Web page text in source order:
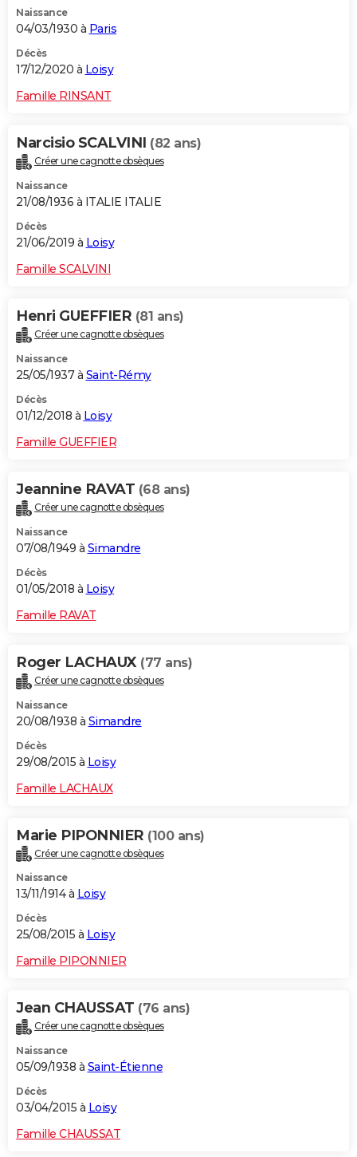
Naissance
04/03/1930 à Paris
Décès
17/12/2020 à Loisy
Famille RINSANT
Narcisio SCALVINI (82 ans)
Créer une cagnotte obsèques
Naissance
21/08/1936 à ITALIE ITALIE
Décès
21/06/2019 à Loisy
Famille SCALVINI
Henri GUEFFIER (81 ans)
Créer une cagnotte obsèques
Naissance
25/05/1937 à Saint-Rémy
Décès
01/12/2018 à Loisy
Famille GUEFFIER
Jeannine RAVAT (68 ans)
Créer une cagnotte obsèques
Naissance
07/08/1949 à Simandre
Décès
01/05/2018 à Loisy
Famille RAVAT
Roger LACHAUX (77 ans)
Créer une cagnotte obsèques
Naissance
20/08/1938 à Simandre
Décès
29/08/2015 à Loisy
Famille LACHAUX
Marie PIPONNIER (100 ans)
Créer une cagnotte obsèques
Naissance
13/11/1914 à Loisy
Décès
25/08/2015 à Loisy
Famille PIPONNIER
Jean CHAUSSAT (76 ans)
Créer une cagnotte obsèques
Naissance
05/09/1938 à Saint-Étienne
Décès
03/04/2015 à Loisy
Famille CHAUSSAT